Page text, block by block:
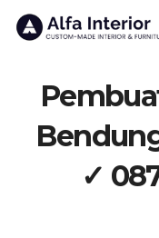
✓